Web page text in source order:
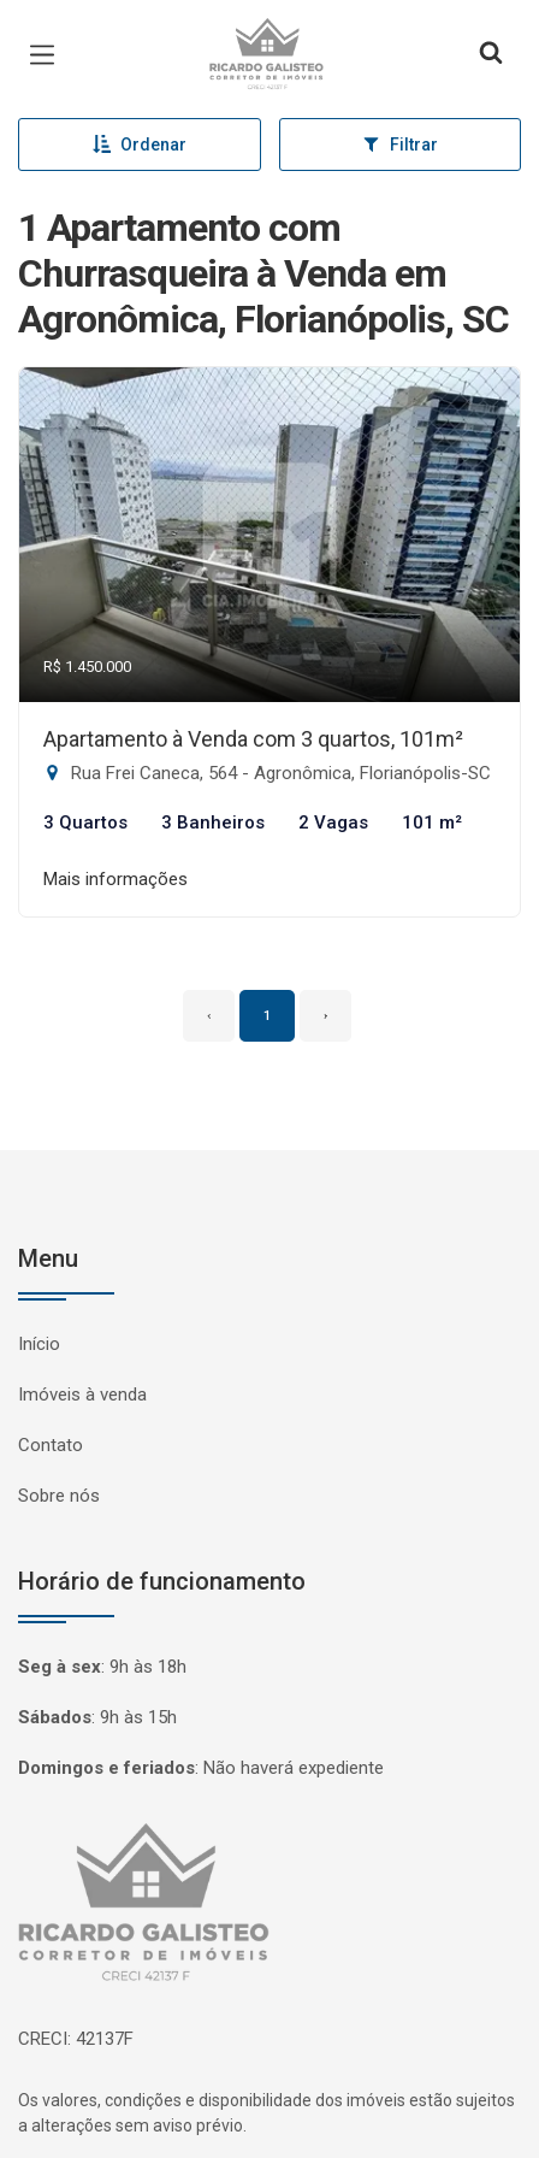
Página inicial
Ordenar Filtrar
1 Apartamento com
Churrasqueira à Venda em
Agronômica, Florianópolis, SC
R$ 1.450.000
Apartamento à Venda com 3 quartos, 101m²
Rua Frei Caneca, 564 - Agronômica, Florianópolis-SC
3 Quartos 3 Banheiros 2 Vagas 101 m²
Mais informações
‹ 1 ›
Menu
Início
Imóveis à venda
Contato
Sobre nós
Horário de funcionamento
Seg à sex: 9h às 18h
Sábados: 9h às 15h
Domingos e feriados: Não haverá expediente
Página inicial
CRECI: 42137F
Os valores, condições e disponibilidade dos imóveis estão sujeitos
a alterações sem aviso prévio.